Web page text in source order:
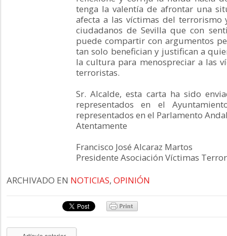
tenga la valentía de afrontar una
afecta a las víctimas del terrorismo
ciudadanos de Sevilla que con
puede compartir con argumentos
tan solo benefician y justifican a
la cultura para menospreciar a las
terroristas.
Sr. Alcalde, esta carta ha sido
representados en el
representados en el Parlamento
Atentamente
Francisco José Alcaraz Martos
Presidente Asociación Víctimas
ARCHIVADO EN NOTICIAS, OPINIÓN